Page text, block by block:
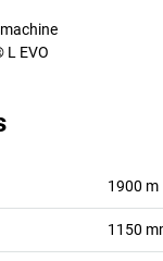
L EVO
1900 m
1150